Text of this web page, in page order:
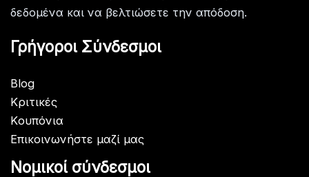
δεδομένα και να βελτιώσετε την απόδοση.
Γρήγοροι Σύνδεσμοι
Blog
Κριτικές
Kουπόνια
Επικοινωνήστε μαζί μας
Νομικοί σύνδεσμοι